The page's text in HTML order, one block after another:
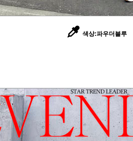
색상:파우더블루